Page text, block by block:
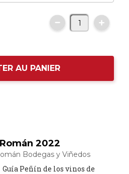
AU PANIER
2022
Bodegas y Viñedos
Guía Peñín de los vinos de